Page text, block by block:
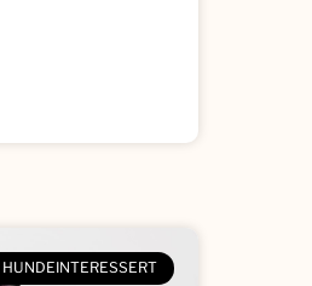
HUNDEINTERESSERT